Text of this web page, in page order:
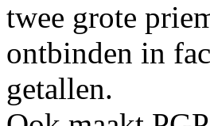
twee grote
ontbinden in
getallen.